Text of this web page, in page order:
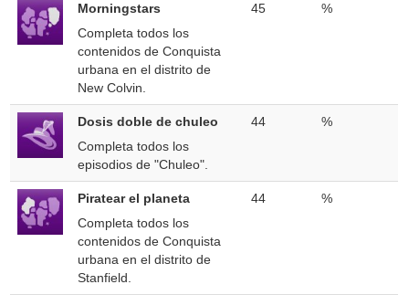
Morningstars
Completa todos los
contenidos de Conquista
urbana en el distrito de
New Colvin.
45 %
Dosis doble de chuleo
Completa todos los
episodios de "Chuleo".
44 %
Piratear el planeta
Completa todos los
contenidos de Conquista
urbana en el distrito de
Stanfield.
44 %